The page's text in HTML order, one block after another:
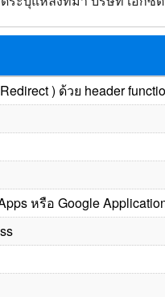
) ด้วย header
หรือ Google